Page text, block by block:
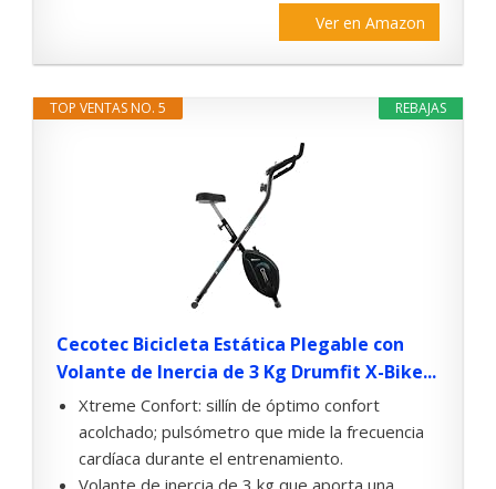
Ver en Amazon
REBAJAS
TOP VENTAS NO. 5
Cecotec Bicicleta Estática Plegable con
Volante de Inercia de 3 Kg Drumfit X-Bike...
Xtreme Confort: sillín de óptimo confort
acolchado; pulsómetro que mide la frecuencia
cardíaca durante el entrenamiento.